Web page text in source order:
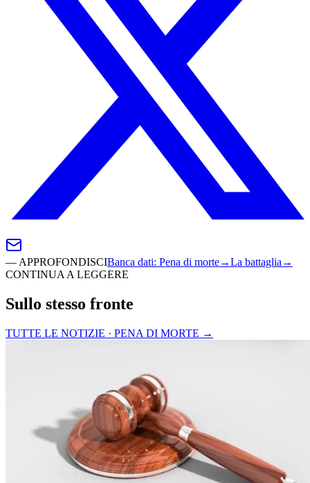
— APPROFONDISCIBanca dati: Pena di morte→La battaglia →
CONTINUA A LEGGERE
Sullo stesso fronte
TUTTE LE NOTIZIE · PENA DI MORTE →